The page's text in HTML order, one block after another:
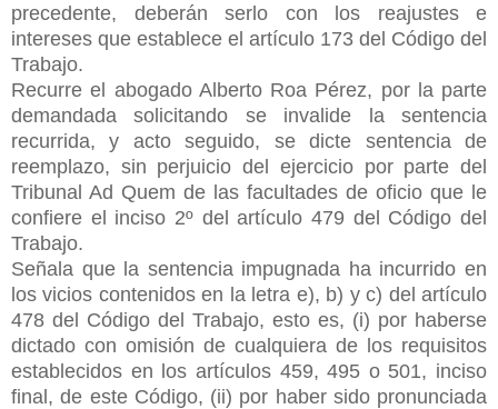
precedente, deberán serlo con los reajustes e
intereses que establece el artículo 173 del Código del
Trabajo.
Recurre el abogado Alberto Roa Pérez, por la parte
demandada solicitando se invalide la sentencia
recurrida, y acto seguido, se dicte sentencia de
reemplazo, sin perjuicio del ejercicio por parte del
Tribunal Ad Quem de las facultades de oficio que le
confiere el inciso 2º del artículo 479 del Código del
Trabajo.
Señala que la sentencia impugnada ha incurrido en
los vicios contenidos en la letra e), b) y c) del artículo
478 del Código del Trabajo, esto es, (i) por haberse
dictado con omisión de cualquiera de los requisitos
establecidos en los artículos 459, 495 o 501, inciso
final, de este Código, (ii) por haber sido pronunciada